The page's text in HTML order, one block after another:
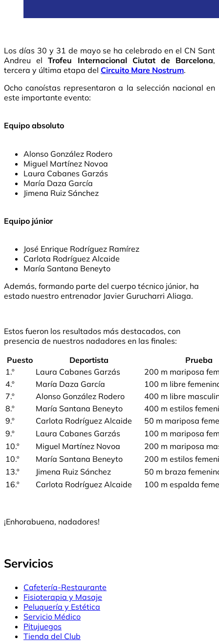
Los días 30 y 31 de mayo se ha celebrado en el CN Sant
Andreu elTrofeu Internacional Ciutat de Barcelona,
tercera y última etapa del Circuito Mare Nostrum.
Ocho canoístas representaron a la selección nacional en
este importante evento:
Equipo absoluto
Alonso González Rodero
Miguel Martínez Novoa
Laura Cabanes Garzás
María Daza García
Jimena Ruiz Sánchez
Equipo júnior
José Enrique Rodríguez Ramírez
Carlota Rodríguez Alcaide
María Santana Beneyto
Además, formando parte del cuerpo técnico júnior, ha
estado nuestro entrenador Javier Gurucharri Aliaga.
Estos fueron los resultados más destacados, con
presencia de nuestros nadadores en las finales:
Puesto
Deportista
Prueba
1.º
Laura Cabanes Garzás
200 m mariposa
4.º
María Daza García
100 m libre
7.º
Alonso González Rodero
400 m libre
8.º
María Santana Beneyto
400 m estilos
9.º
Carlota Rodríguez Alcaide
50 m mariposa
9.º
Laura Cabanes Garzás
100 m mariposa
10.º
Miguel Martínez Novoa
200 m mariposa
10.º
María Santana Beneyto
200 m estilos
13.º
Jimena Ruiz Sánchez
50 m braza
16.º
Carlota Rodríguez Alcaide 100 m espalda
¡Enhorabuena, nadadores!
Servicios
Cafetería-Restaurante
Fisioterapia y Masaje
Peluquería y Estética
Servicio Médico
Pitujuegos
Tienda del Club